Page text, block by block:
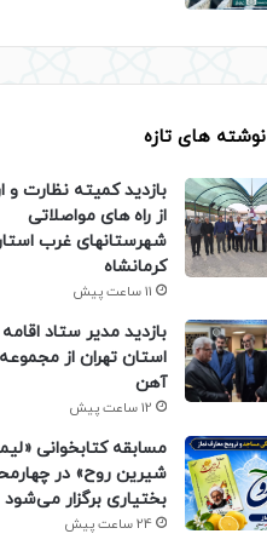
نوشته های تازه
بازدید کمیته نظارت و
از راه های مواصلاتی
شهرستانهای غرب
کرمانشاه
11 ساعت پیش
بازدید مدیر ستاد اقامه
استان تهران از مجموعه
آهن
12 ساعت پیش
مسابقه کتابخوانی
شیرین روح» در
بختیاری برگزار می‌شود
24 ساعت پیش